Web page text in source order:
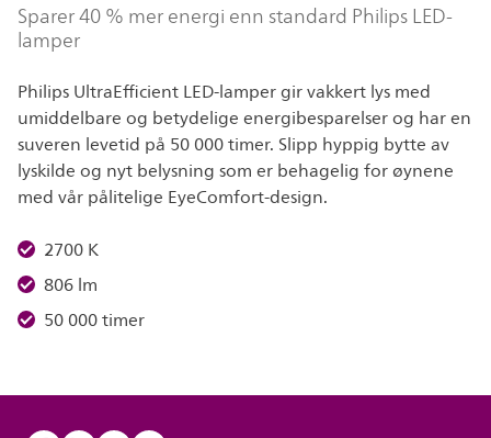
Sparer 40 % mer energi enn standard Philips LED-
lamper
Philips UltraEfficient LED-lamper gir vakkert lys med
umiddelbare og betydelige energibesparelser og har en
suveren levetid på 50 000 timer. Slipp hyppig bytte av
lyskilde og nyt belysning som er behagelig for øynene
med vår pålitelige EyeComfort-design.
2700 K
806 lm
50 000 timer